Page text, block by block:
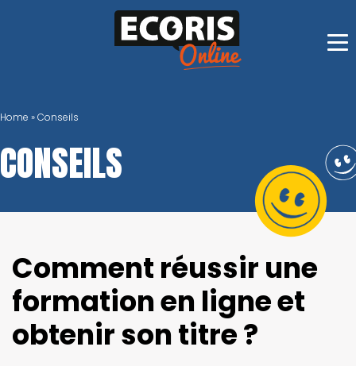
Home »Conseils
CONSEILS
Comment réussir une
formation en ligne et
obtenir son titre ?